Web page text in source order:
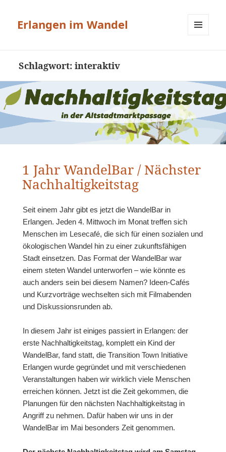
Erlangen im Wandel
Schlagwort:interaktiv
1 Jahr WandelBar / Nächster
Nachhaltigkeitstag
Seit einem Jahr gibt es jetzt die WandelBar in
Erlangen. Jeden 4. Mittwoch im Monat treffen sich
Menschen im Lesecafé, die sich für einen sozialen und
ökologischen Wandel hin zu einer zukunftsfähigen
Stadt einsetzen. Das Format der WandelBar war
einem steten Wandel unterworfen – wie könnte es
auch anders sein bei diesem Namen? Ideen-Cafés
und Kurzvorträge wechselten sich mit Filmabenden
und Diskussionsrunden ab.
In diesem Jahr ist einiges passiert in Erlangen: der
erste Nachhaltigkeitstag, komplett ein Kind der
WandelBar, fand statt, die Transition Town Initiative
Erlangen wurde gegründet und mit verschiedenen
Veranstaltungen haben wir wirklich viele Menschen
erreichen können. Jetzt ist die Zeit gekommen, die
Planungen für den nächsten Nachhaltigkeitstag in
Angriff zu nehmen. Dafür haben wir uns in der
WandelBar im Mai besonders Zeit genommen.